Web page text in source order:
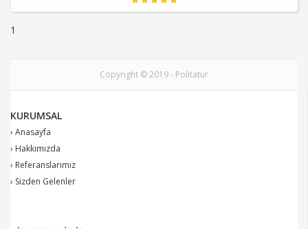
1
Copyright © 2019 - Politatur
KURUMSAL
› Anasayfa
› Hakkımızda
› Referanslarımız
› Sizden Gelenler